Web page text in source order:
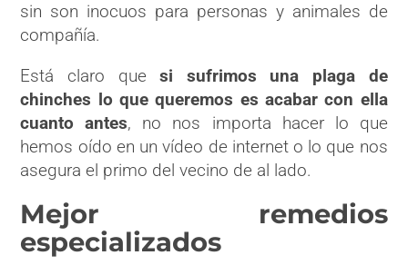
sin son inocuos para personas y animales de
compañía.
Está claro quesi sufrimos una plaga de
chinches lo que queremos es acabar con ella
cuanto antes, no nos importa hacer lo que
hemos oído en un vídeo de internet o lo que nos
asegura el primo del vecino de al lado.
Mejor remedios
especializados